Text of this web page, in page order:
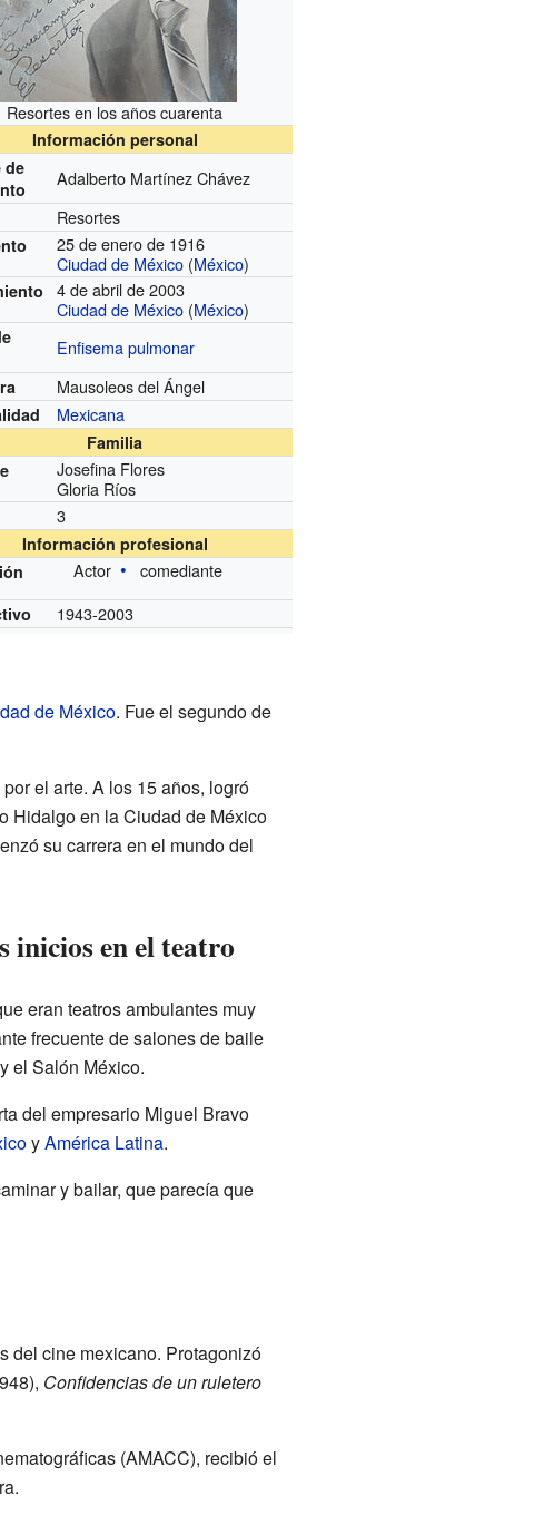
Resortes en los años cuarenta
Información personal
de
Adalberto Martínez Chávez
Resortes
25 de enero de 1916
Ciudad de México (México)
4 de abril de 2003
Ciudad de México (México)
Enfisema pulmonar
Mausoleos del Ángel
Mexicana
Familia
Josefina Flores
Gloria Ríos
3
Información profesional
Actor comediante
1943-2003
de México. Fue el segundo de
el arte. A los 15 años, logró
Hidalgo en la Ciudad de México
su carrera en el mundo del
inicios en el teatro
eran teatros ambulantes muy
frecuente de salones de baile
el Salón México.
del empresario Miguel Bravo
yAmérica Latina.
y bailar, que parecía que
del cine mexicano. Protagonizó
Confidencias de un ruletero
(AMACC), recibió el